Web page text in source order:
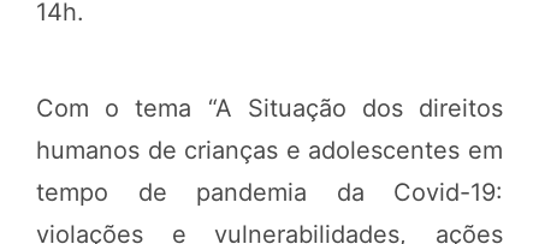
14h.
Com o tema “A Situação dos direitos
humanos de crianças e adolescentes em
tempo de pandemia da Covid-19:
violações e vulnerabilidades, ações